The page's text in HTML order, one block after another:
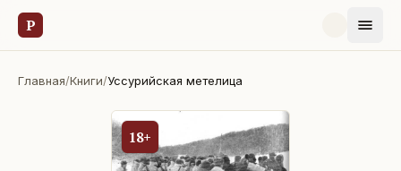
Р
Главная/Книги/Уссурийская метелица
18+